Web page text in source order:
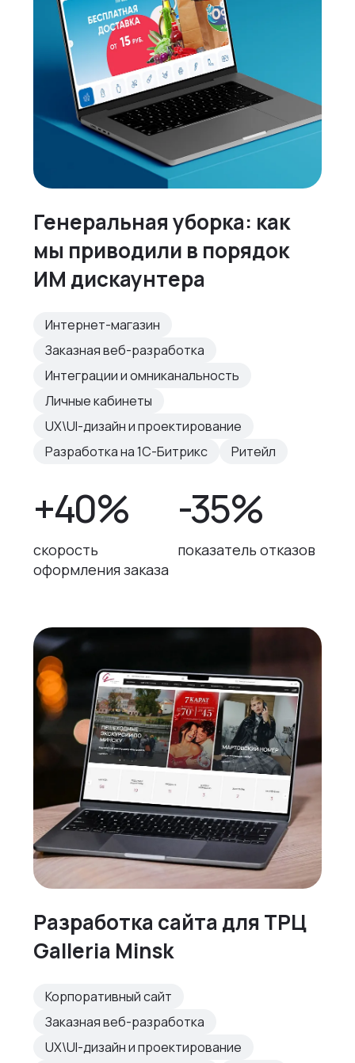
Генеральная уборка: как
мы приводили в порядок
ИМ дискаунтера
Интернет-магазин
Заказная веб-разработка
Интеграции и омниканальность
Личные кабинеты
UX\UI-дизайн и проектирование
Разработка на 1С-Битрикс
Ритейл
+40%
скорость
оформления заказа
-35%
показатель отказов
Разработка сайта для ТРЦ
Galleria Minsk
Корпоративный сайт
Заказная веб-разработка
UX\UI-дизайн и проектирование